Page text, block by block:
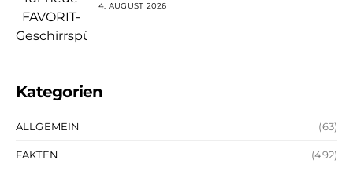
4. AUGUST 2026
Kategorien
ALLGEMEIN (63)
FAKTEN (492)